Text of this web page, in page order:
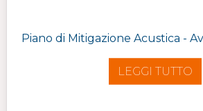
Piano di Mitigazione Acustica -
LEGGI TUTTO